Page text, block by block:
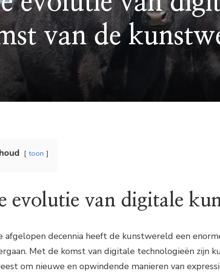
van de
toon
evolutie van digitale
afgelopen decennia heeft de kunstwereld een
Met de komst van digitale technologieën zijn
om nieuwe en opwindende manieren van